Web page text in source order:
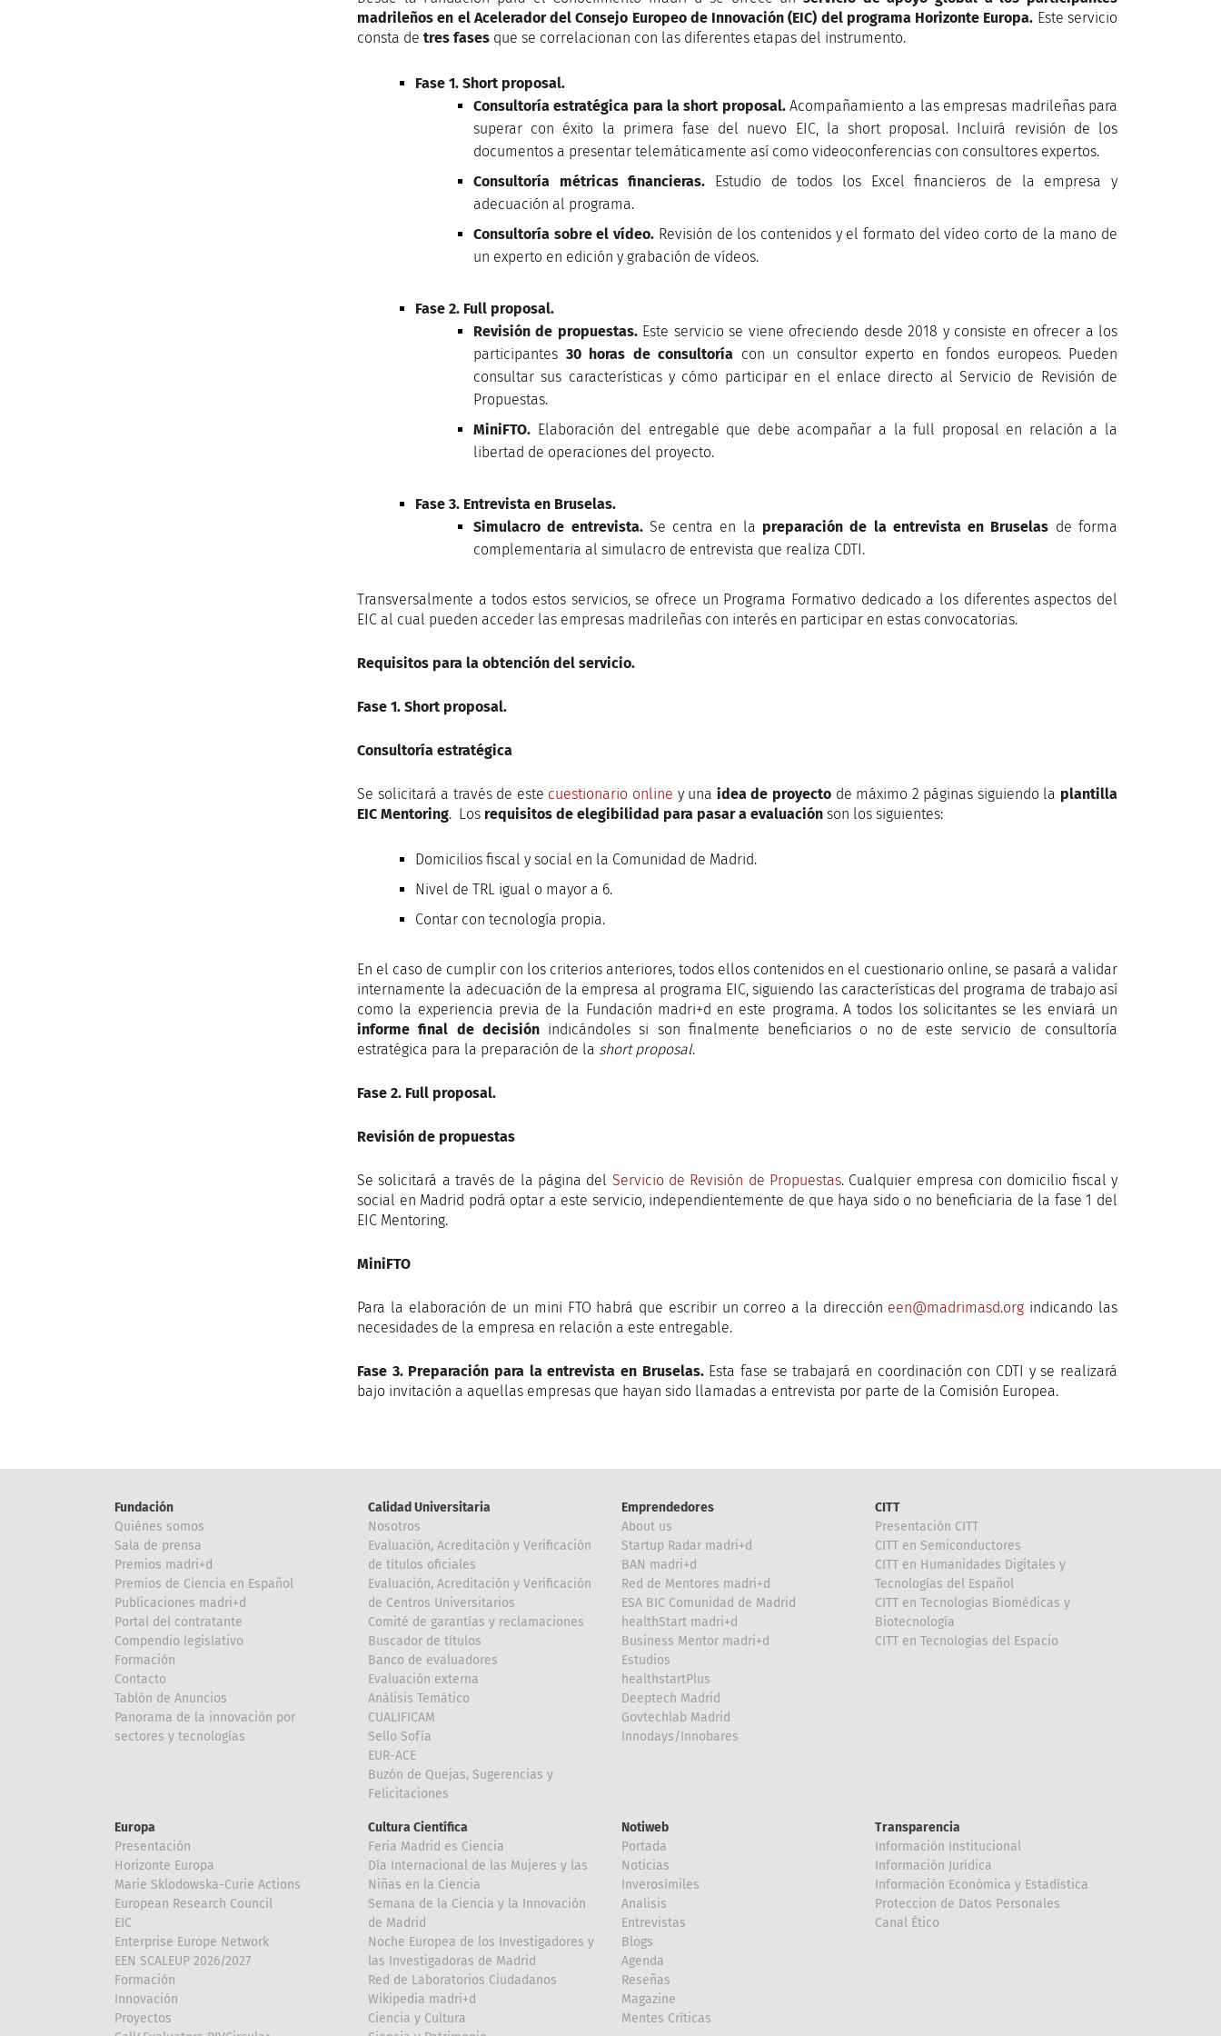
madrileños en el Acelerador del Consejo Europeo de Innovación (EIC) del programa Horizonte Europa. Este servicio
consta de tres fases que se correlacionan con las diferentes etapas del instrumento.
Fase 1. Short proposal.
Consultoría estratégica para la short proposal.Acompañamiento a las empresas madrileñas para
superar con éxito la primera fase del nuevo EIC, la short proposal. Incluirá revisión de los
documentos a presentar telemáticamente así como videoconferencias con consultores expertos.
Consultoría métricas financieras. Estudio de todos los Excel financieros de la empresa y
adecuación al programa.
Consultoría sobre el vídeo. Revisión de los contenidos y el formato del vídeo corto de la mano de
un experto en edición y grabación de vídeos.
Fase 2. Full proposal.
Revisión de propuestas.Este servicio se viene ofreciendo desde 2018 y consiste en ofrecer a los
participantes 30 horas de consultoría con un consultor experto en fondos europeos. Pueden
consultar sus características y cómo participar en el enlace directo al Servicio de Revisión de
Propuestas.
MiniFTO. Elaboración del entregable que debe acompañar a la full proposal en relación a la
libertad de operaciones del proyecto.
Fase 3. Entrevista en Bruselas.
Simulacro de entrevista.Se centra en la preparación de la entrevista en Bruselas de forma
complementaria al simulacro de entrevista que realiza CDTI.
Transversalmente a todos estos servicios, se ofrece un Programa Formativo dedicado a los diferentes aspectos del
EIC al cual pueden acceder las empresas madrileñas con interés en participar en estas convocatorias.
Requisitos para la obtención del servicio.
Fase 1. Short proposal.
Consultoría estratégica
Se solicitará a través de este cuestionario online y una idea de proyecto de máximo 2 páginas siguiendo la plantilla
EIC Mentoring. Los requisitos de elegibilidad para pasar a evaluación son los siguientes:
Domicilios fiscal y social en la Comunidad de Madrid.
Nivel de TRL igual o mayor a 6.
Contar con tecnología propia.
En el caso de cumplir con los criterios anteriores, todos ellos contenidos en el cuestionario online, se pasará a validar
internamente la adecuación de la empresa al programa EIC, siguiendo las características del programa de trabajo así
como la experiencia previa de la Fundación madri+d en este programa. A todos los solicitantes se les enviará un
informe final de decisiónindicándoles si son finalmente beneficiarios o no de este servicio de consultoría
estratégica para la preparación de la short proposal.
Fase 2. Full proposal.
Revisión de propuestas
Se solicitará a través de la página del Servicio de Revisión de Propuestas. Cualquier empresa con domicilio fiscal y
social en Madrid podrá optar a este servicio, independientemente de que haya sido o no beneficiaria de la fase 1 del
EIC Mentoring.
MiniFTO
Para la elaboración de un mini FTO habrá que escribir un correo a la dirección een@madrimasd.org indicando las
necesidades de la empresa en relación a este entregable.
Fase 3. Preparación para la entrevista en Bruselas.Esta fase se trabajará en coordinación con CDTI y se realizará
bajo invitación a aquellas empresas que hayan sido llamadas a entrevista por parte de la Comisión Europea.
Fundación
Quiénes somos
Sala de prensa
Premios madri+d
Premios de Ciencia en Español
Publicaciones madri+d
Portal del contratante
Compendio legislativo
Formación
Contacto
Tablón de Anuncios
Panorama de la innovación por
sectores y tecnologías
Calidad Universitaria
Nosotros
Evaluación, Acreditación y Verificación
de títulos oficiales
Evaluación, Acreditación y Verificación
de Centros Universitarios
Comité de garantías y reclamaciones
Buscador de títulos
Banco de evaluadores
Evaluación externa
Análisis Temático
CUALIFICAM
Sello Sofía
EUR-ACE
Buzón de Quejas, Sugerencias y
Felicitaciones
Emprendedores
About us
Startup Radar madri+d
BAN madri+d
Red de Mentores madri+d
ESA BIC Comunidad de Madrid
healthStart madri+d
Business Mentor madri+d
Estudios
healthstartPlus
Deeptech Madrid
Govtechlab Madrid
Innodays/Innobares
CITT
Presentación CITT
CITT en Semiconductores
CITT en Humanidades Digitales y
Tecnologías del Español
CITT en Tecnologías Biomédicas y
Biotecnología
CITT en Tecnologías del Espacio
Europa
Presentación
Horizonte Europa
Marie Sklodowska-Curie Actions
European Research Council
EIC
Enterprise Europe Network
EEN SCALEUP 2026/2027
Formación
Innovación
Proyectos
Cultura Científica
Feria Madrid es Ciencia
Día Internacional de las Mujeres y las
Niñas en la Ciencia
Semana de la Ciencia y la Innovación
de Madrid
Noche Europea de los Investigadores y
las Investigadoras de Madrid
Red de Laboratorios Ciudadanos
Wikipedia madri+d
Ciencia y Cultura
Notiweb
Portada
Noticias
Inverosímiles
Analisis
Entrevistas
Blogs
Agenda
Reseñas
Magazine
Mentes Críticas
Transparencia
Información Institucional
Información Jurídica
Información Económica y Estadística
Proteccion de Datos Personales
Canal Ético